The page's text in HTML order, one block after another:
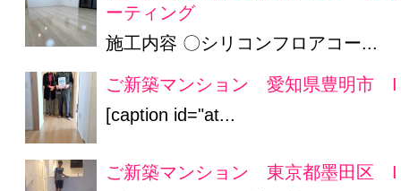
ーティング
施工内容 〇シリコンフロアコー...
ご新築マンション 愛知県豊明市 I
[caption id="at...
ご新築マンション 東京都墨田区 I